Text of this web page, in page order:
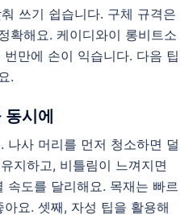
쓰기 쉽습니다. 구체 규격은
확해요. 케이디와이 롱비트소
만에 손이 익습니다. 다음 팁
.
동시에
나사 머리를 먼저 청소하면 덜
지하고, 비틀림이 느껴지면
속도를 달리해요. 목재는 빠르
요. 셋째, 자성 팁을 활용해